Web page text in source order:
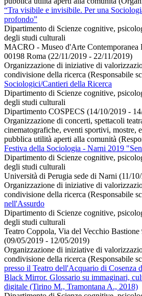
“Tra visibile e invisibile. Per una
profondo”
Dipartimento di Scienze cognitive,
degli studi culturali
MACRO - Museo d'Arte Contemporanea
00198 Roma (22/11/2019 - 22/11/2019)
Organizzazione di iniziative di
condivisione della ricerca (Responsabile
Sociologici/Cantieri della Ricerca
Dipartimento di Scienze cognitive,
degli studi culturali
Dipartimento COSPECS (14/10/2019 -
Organizzazione di concerti, spettacoli
cinematografiche, eventi sportivi, mostre,
pubblica utilità aperti alla comunità
Festiva della Sociologia - Narni 2019
Dipartimento di Scienze cognitive,
degli studi culturali
Università di Perugia sede di Narni (11/
Organizzazione di iniziative di
condivisione della ricerca (Responsabile
nell'Assurdo
Dipartimento di Scienze cognitive,
degli studi culturali
Teatro Coppola, Via del Vecchio Bastione
(09/05/2019 - 12/05/2019)
Organizzazione di iniziative di
condivisione della ricerca (Responsabile
presso il Teatro dell'Acquario di Cosenza
Black Mirror. Glossario su immaginari,
digitale (Tirino M., Tramontana A., 2018)